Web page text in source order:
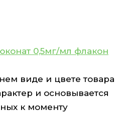
0,5мг/мл флакон
виде и цвете товара
и основывается
к моменту